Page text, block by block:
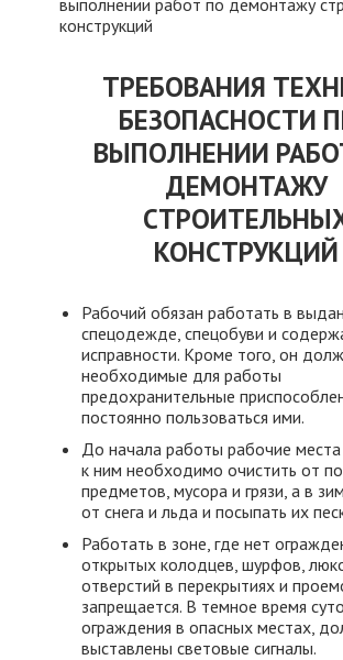
ТРЕБОВАНИЯ
БЕЗОПАСНОСТИ
ВЫПОЛНЕНИИ
ДЕМОНТАЖУ
КОНСТРУКЦИЙ
Рабочий обязан работать в
спецодежде, спецобуви и
исправности. Кроме того, он
необходимые для работы
предохранительные
постоянно пользоваться ими.
До начала работы рабочие
к ним необходимо очистить от
предметов, мусора и грязи, а в
от снега и льда и посыпать их
Работать в зоне, где нет
открытых колодцев, шурфов,
отверстий в перекрытиях и
запрещается. В темное время
ограждения в опасных местах,
выставлены световые сигналы.